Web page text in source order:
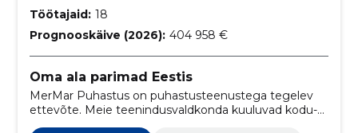
Töötajaid: 18
Prognooskäive (2026): 404 958 €
Oma ala parimad Eestis
MerMar Puhastus on puhastusteenustega tegelev
ettevõte. Meie teenindusvaldkonda kuuluvad kodu-
ja büroohoonete koristused. Pakume